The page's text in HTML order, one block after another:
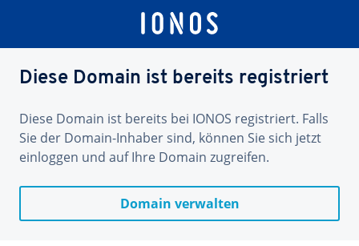
Diese Domain ist bereits registriert
Diese Domain ist bereits bei IONOS registriert. Falls
Sie der Domain-Inhaber sind, können Sie sich jetzt
einloggen und auf Ihre Domain zugreifen.
Domain verwalten